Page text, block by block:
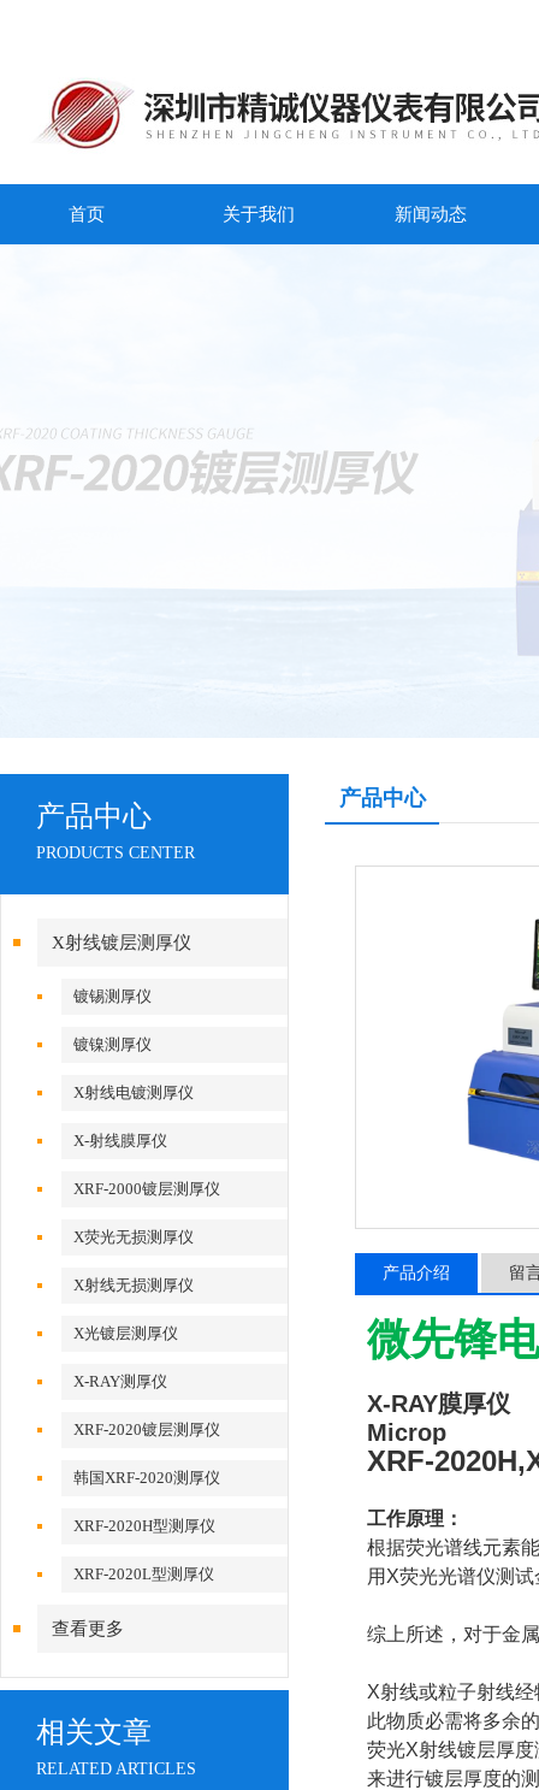
首页 关于我们 新闻动态
产品中心
PRODUCTS CENTER
X射线镀层测厚仪
镀锡测厚仪
镀镍测厚仪
X射线电镀测厚仪
X-射线膜厚仪
XRF-2000镀层测厚仪
X荧光无损测厚仪
X射线无损测厚仪
X光镀层测厚仪
X-RAY测厚仪
XRF-2020镀层测厚仪
韩国XRF-2020测厚仪
XRF-2020H型测厚仪
XRF-2020L型测厚仪
查看更多
相关文章
RELATED ARTICLES
产品中心
产品介绍 留
微先锋
X-RAY膜厚仪
Microp
XRF-
工作原理：
根据荧光谱线元素
用X荧光光谱仪测
综上所述，对于金
X射线或粒子射线
此物质必需将多余
荧光X射线镀层厚
来进行镀层厚度的